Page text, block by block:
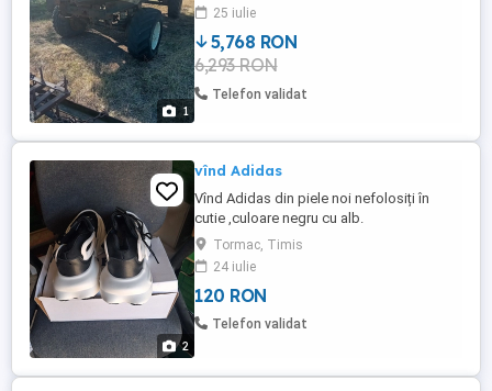
1
25 iulie
5,768 RON
6,293 RON
Telefon validat
2
vînd Adidas
Vînd Adidas din piele noi nefolosiți în
cutie ,culoare negru cu alb.
Tormac, Timis
24 iulie
120 RON
Telefon validat